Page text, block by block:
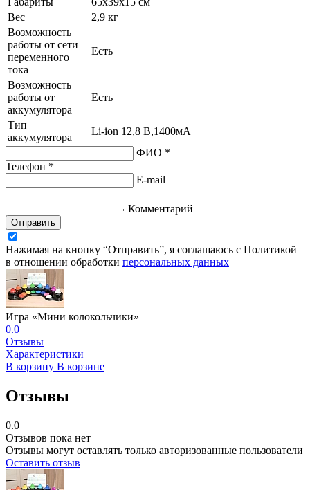
Вес
2,9 кг
Возможность
работы от сети
переменного
тока
Есть
Возможность
работы от
аккумулятора
Есть
Тип
аккумулятора
Li-ion 12,8 В,1400мА
ФИО *
Телефон *
E-mail
Комментарий
Отправить
Нажимая на кнопку “Отправить”, я соглашаюсь с Политикой
в отношении обработки персональных данных
Игра «Мини колокольчики»
0.0
Отзывы
Характеристики
В корзину В корзине
Отзывы
0.0
Отзывов пока нет
Отзывы могут оставлять только авторизованные пользователи
Оставить отзыв